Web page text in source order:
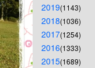
2019(1143)
2018(1036)
2017(1254)
2016(1333)
2015(1689)